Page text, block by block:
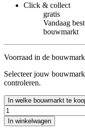
Click & collect
gratis
Vandaag
bouwmarkt
Voorraad in de
Selecteer jouw
controleren.
In welke bouwmarkt te
In winkelwagen